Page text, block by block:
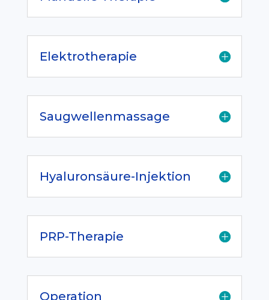
Elektrotherapie
Saugwellenmassage
Hyaluronsäure-Injektion
PRP-Therapie
Operation